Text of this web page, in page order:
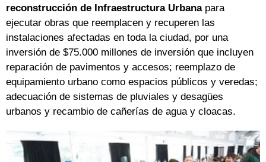
reconstrucción de Infraestructura Urbanapara
ejecutar obras que reemplacen y recuperen las
instalaciones afectadas en toda la ciudad, por una
inversión de $75.000 millones de inversión que incluyen
reparación de pavimentos y accesos; reemplazo de
equipamiento urbano como espacios públicos y veredas;
adecuación de sistemas de pluviales y desagües
urbanos y recambio de cañerías de agua y cloacas.